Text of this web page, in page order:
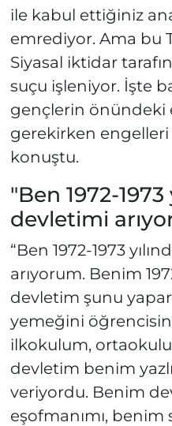
ile kabul ettiğiniz
emrediyor. Ama bu
Siyasal iktidar
suçu işleniyor. İşte
gençlerin önündeki
gerekirken engelleri
konuştu.
"Ben 1972-1973
devletimi
“Ben 1972-1973
arıyorum. Benim
devletim şunu
yemeğini
ilkokulum,
devletim benim
veriyordu. Benim
eşofmanımı,